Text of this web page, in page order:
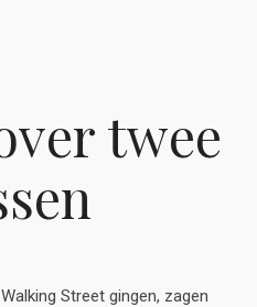
twee
Street gingen, zagen